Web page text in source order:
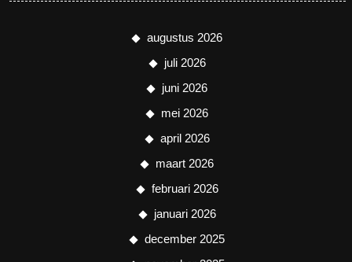
augustus 2026
juli 2026
juni 2026
mei 2026
april 2026
maart 2026
februari 2026
januari 2026
december 2025